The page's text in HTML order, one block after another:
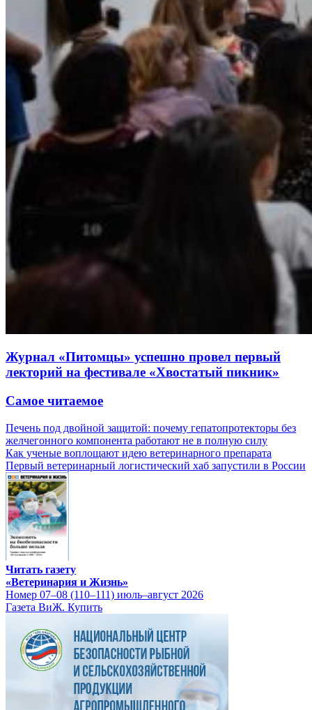
Журнал «Питомцы» успешно провел первый
лекторий на фестивале «Хвостатый пикник»
Самое читаемое
Печень под двойной защитой: почему гепатопротекторы без
желчегонного компонента работают не в полную силу
Как ученые воплощают идею ветеринарного препарата
Первый ветеринарный логистический хаб запустили в России
Читать газету
«Ветеринария и Жизнь»
Номер 07–08 (110–111) июль–август 2026
Газета ВиЖ. Купить